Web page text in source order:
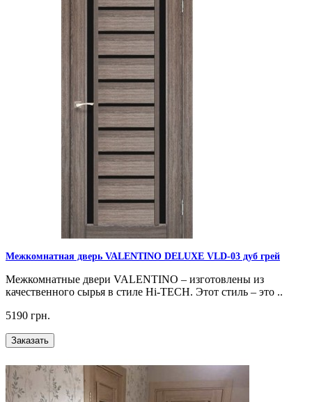
Межкомнатная дверь VALENTINO DELUXE VLD-03 дуб грей
Межкомнатные двери VALENTINO – изготовлены из
качественного сырья в стиле Hi-TECH. Этот стиль – это ..
5190 грн.
Заказать